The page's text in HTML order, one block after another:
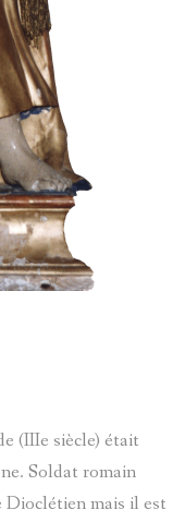
(IIIe siècle) était
Soldat romain
mais il est